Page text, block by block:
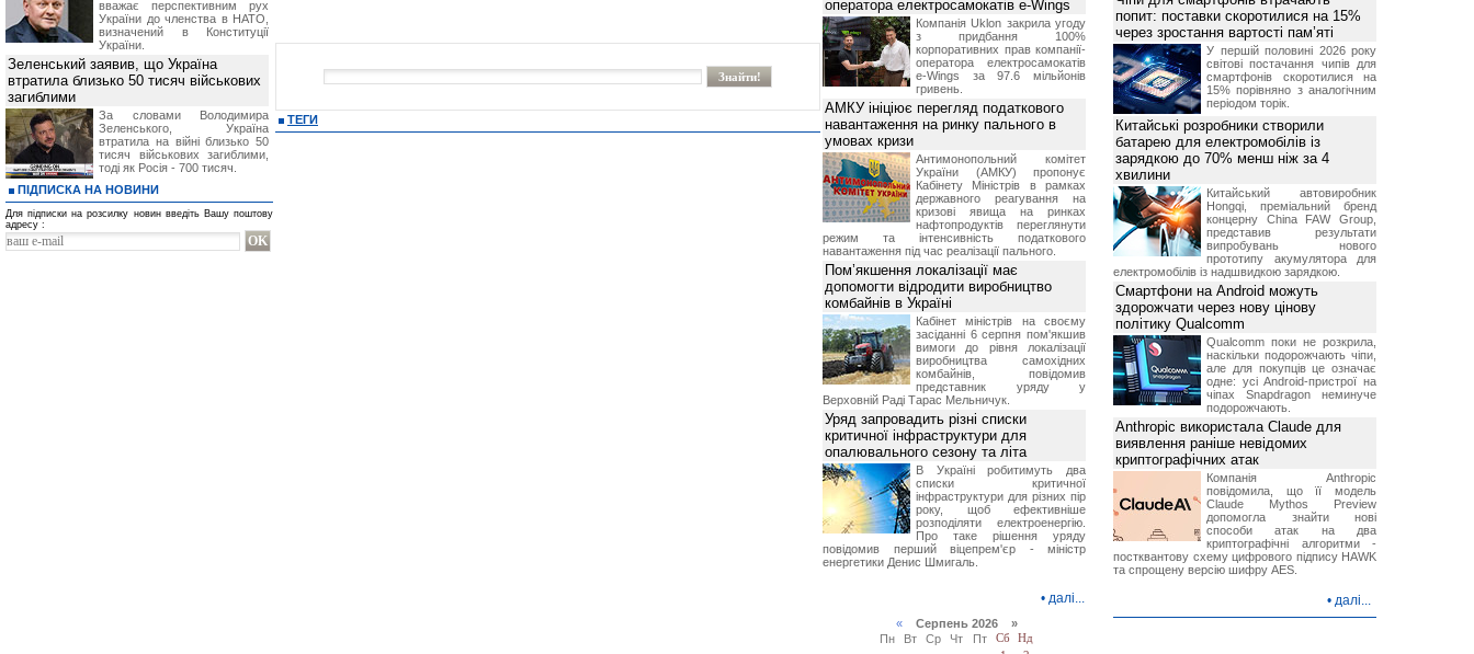
ТЕГИ
вважає перспективним рух
України до членства в НАТО,
визначений в Конституції
України.
Зеленський заявив, що Україна
втратила близько 50 тисяч військових
загиблими
За словами Володимира
Зеленського, Україна
втратила на війні близько 50
тисяч військових загиблими,
тоді як Росія - 700 тисяч.
ПІДПИСКА НА НОВИНИ
Для підписки на розсилку новин введіть Вашу поштову
адресу :
оператора електросамокатів e-Wings
Компанія Uklon закрила угоду
з придбання 100%
корпоративних прав компанії-
оператора електросамокатів
e-Wings за 97.6 мільйонів
гривень.
АМКУ ініціює перегляд податкового
навантаження на ринку пального в
умовах кризи
Антимонопольний комітет
України (АМКУ) пропонує
Кабінету Міністрів в рамках
державного реагування на
кризові явища на ринках
нафтопродуктів переглянути
режим та інтенсивність податкового
навантаження під час реалізації пального.
Пом’якшення локалізації має
допомогти відродити виробництво
комбайнів в Україні
Кабінет міністрів на своєму
засіданні 6 серпня пом'якшив
вимоги до рівня локалізації
виробництва самохідних
комбайнів, повідомив
представник уряду у
Верховній Раді Тарас Мельничук.
Уряд запровадить різні списки
критичної інфраструктури для
опалювального сезону та літа
В Україні робитимуть два
списки критичної
інфраструктури для різних пір
року, щоб ефективніше
розподіляти електроенергію.
Про таке рішення уряду
повідомив перший віцепрем'єр - міністр
енергетики Денис Шмигаль.
• далі...
«Серпень 2026 »
Пн
Вт Ср Чт Пт Сб
Нд
попит: поставки скоротилися на 15%
через зростання вартості пам’яті
У першій половині 2026 року
світові постачання чипів для
смартфонів скоротилися на
15% порівняно з аналогічним
періодом торік.
Китайські розробники створили
батарею для електромобілів із
зарядкою до 70% менш ніж за 4
хвилини
Китайський автовиробник
Hongqi, преміальний бренд
концерну China FAW Group,
представив результати
випробувань нового
прототипу акумулятора для
електромобілів із надшвидкою зарядкою.
Смартфони на Android можуть
здорожчати через нову цінову
політику Qualcomm
Qualcomm поки не розкрила,
наскільки подорожчають чіпи,
але для покупців це означає
одне: усі Android-пристрої на
чіпах Snapdragon неминуче
подорожчають.
Anthropic використала Claude для
виявлення раніше невідомих
криптографічних атак
Компанія Anthropic
повідомила, що її модель
Claude Mythos Preview
допомогла знайти нові
способи атак на два
криптографічні алгоритми -
постквантову схему цифрового підпису HAWK
та спрощену версію шифру AES.
• далі...